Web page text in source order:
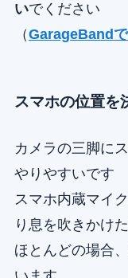
いでください
（GarageBand
スマホの位置を
カメラの三脚に
やりやすいです
スマホ内蔵マイ
り息を吹きかけ
ほとんどの場合